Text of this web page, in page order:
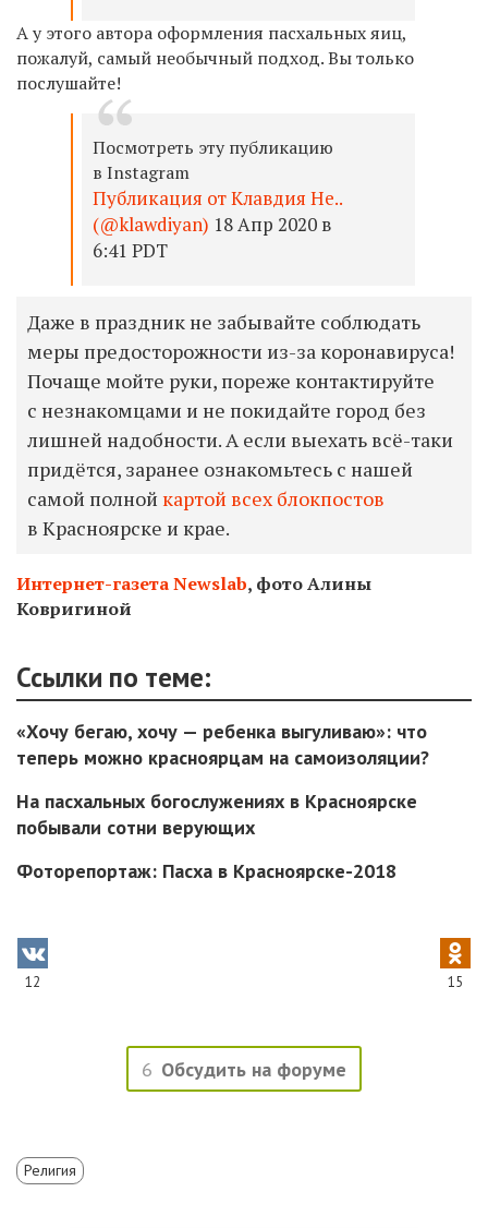
А у этого автора оформления пасхальных яиц,
пожалуй, самый необычный подход. Вы только
послушайте!
Посмотреть эту публикацию
в Instagram
Публикация от Клавдия Не..
(@klawdiyan) 18 Апр 2020 в
6:41 PDT
Даже в праздник не забывайте соблюдать
меры предосторожности из-за коронавируса!
Почаще мойте руки, пореже контактируйте
с незнакомцами и не покидайте город без
лишней надобности. А если выехать всё-таки
придётся, заранее ознакомьтесь с нашей
самой полной картой всех блокпостов
в Красноярске и крае.
Интернет-газета Newslab, фото Алины
Ковригиной
Ссылки по теме:
«Хочу бегаю, хочу — ребенка выгуливаю»: что
теперь можно красноярцам на самоизоляции?
На пасхальных богослужениях в Красноярске
побывали сотни верующих
Фоторепортаж: Пасха в Красноярске-2018
12 15
6 Обсудить на форуме
Религия